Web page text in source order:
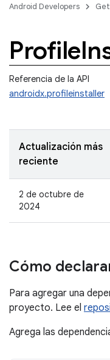
Android Developers
Profile
Referencia de la API
androidx.profileinstaller
Actualización más
reciente
2 de octubre de
2024
Cómo
Para agregar una
proyecto. Lee el
Agrega las